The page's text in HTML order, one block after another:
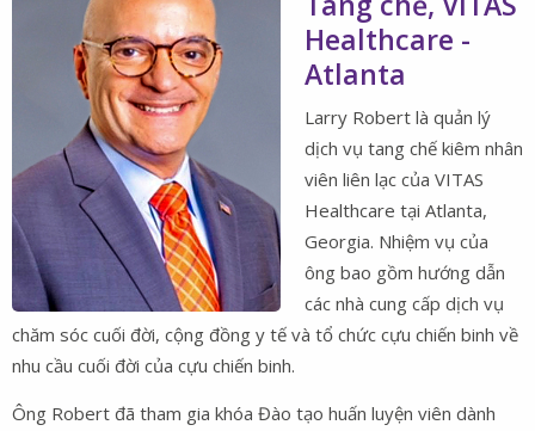
Healthcare -
Atlanta
Larry Robert là quản lý
dịch vụ tang chế kiêm nhân
viên liên lạc của VITAS
Healthcare tại Atlanta,
Georgia. Nhiệm vụ của
ông bao gồm hướng dẫn
các nhà cung cấp dịch vụ
chăm sóc cuối đời, cộng đồng y tế và tổ chức cựu chiến binh về
nhu cầu cuối đời của cựu chiến binh.
Ông Robert đã tham gia khóa Đào tạo huấn luyện viên dành